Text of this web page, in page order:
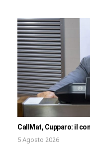
CallMat, Cupparo: il
5 Agosto 2026